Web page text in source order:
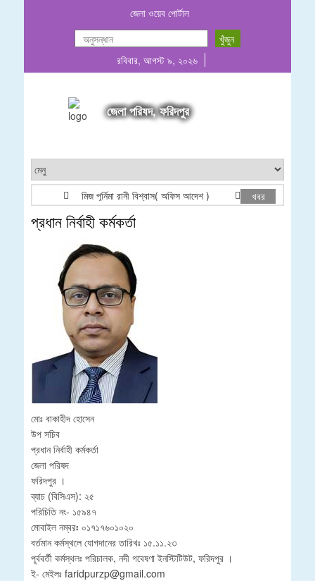
জেলা ওয়েব পোর্টাল
রবিবার, আগস্ট ৯, ২০২৬
জেলা পরিষদ, ফরিদপুর
মিজ পূর্নিমা রানী বিশ্বাস( অফিস আদেশ ) E-Tender
খবর
প্রধান নির্বাহী কর্মকর্তা
মোঃ বাকাহীদ হোসেন
উপ সচিব
প্রধান নির্বাহী কর্মকর্তা
জেলা পরিষদ
ফরিদপুর ।
ব্যাচ (বিসিএস): ২৫
পরিচিতি নং- ১৫৯৪৭
মোবাইল নম্বরঃ ০১৭১৭৬০১০২০
বর্তমান কর্মস্থলে যোগদানের তারিখঃ ১৫.১১.২৩
পূর্ববর্তী কর্মস্থলঃ পরিচালক, নদী গবেষণা ইনস্টিটিউট, ফরিদপুর ।
ই- মেইলঃ faridpurzp@gmail.com